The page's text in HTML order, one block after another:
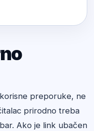
preporuke, ne
prirodno treba
Ako je link ubačen